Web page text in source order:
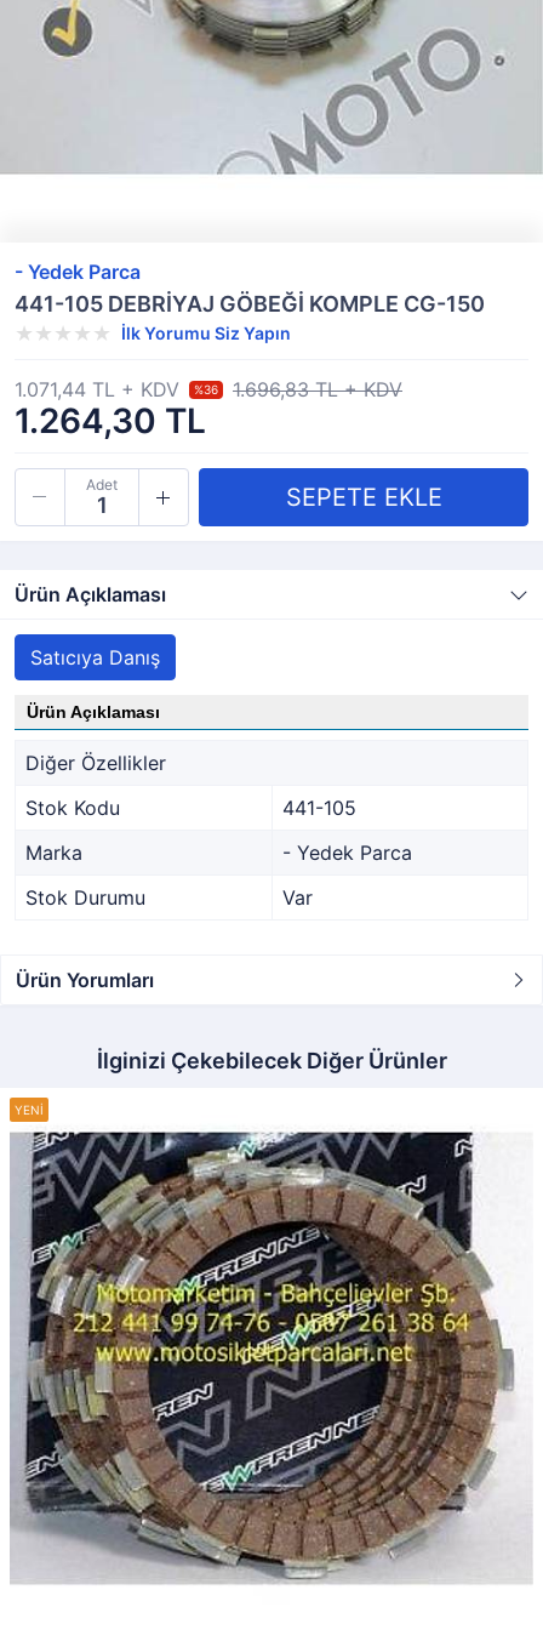
- Yedek Parca
441-105 DEBRİYAJ GÖBEĞİ KOMPLE CG-150
İlk Yorumu Siz Yapın
1.264,30 TL
1.071,44 TL + KDV %36 1.696,83 TL + KDV
Adet
Ürün Açıklaması
Satıcıya Danış
Ürün Açıklaması
Diğer Özellikler
Stok Kodu
441-105
Marka
- Yedek Parca
Stok Durumu
Var
Ürün Yorumları
İlginizi Çekebilecek Diğer Ürünler